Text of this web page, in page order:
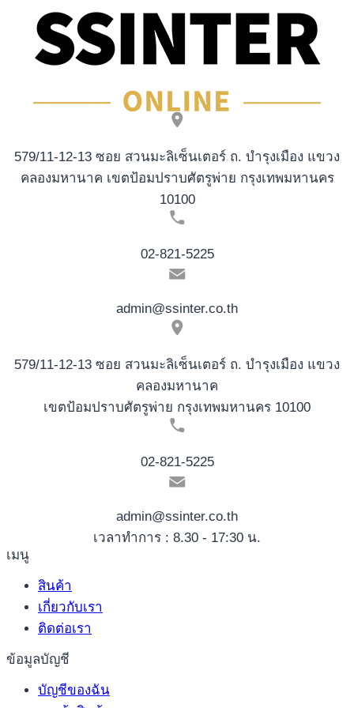
579/11-12-13 ซอย สวนมะลิเซ็นเตอร์ ถ. บำรุงเมือง แขวง
คลองมหานาค เขตป้อมปราบศัตรูพ่าย กรุงเทพมหานคร
10100
02-821-5225
admin@ssinter.co.th
579/11-12-13 ซอย สวนมะลิเซ็นเตอร์ ถ. บำรุงเมือง แขวง
คลองมหานาค
เขตป้อมปราบศัตรูพ่าย กรุงเทพมหานคร 10100
02-821-5225
admin@ssinter.co.th
เวลาทำการ : 8.30 - 17:30 น.
เมนู
สินค้า
เกี่ยวกับเรา
ติดต่อเรา
ข้อมูลบัญชี
บัญชีของฉัน